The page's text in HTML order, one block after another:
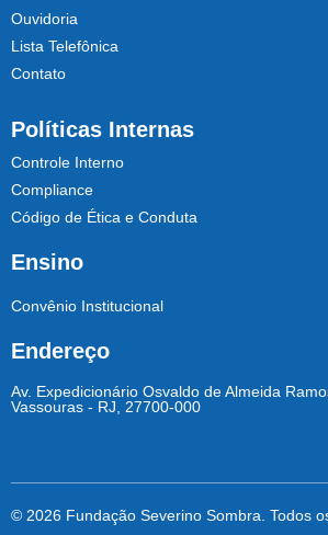
Ouvidoria
Lista Telefônica
Contato
Políticas Internas
Controle Interno
Compliance
Código de Ética e Conduta
Ensino
Convênio Institucional
Endereço
Av. Expedicionário Osvaldo de Almeida
Vassouras - RJ, 27700-000
© 2026 Fundação Severino Sombra. Todos